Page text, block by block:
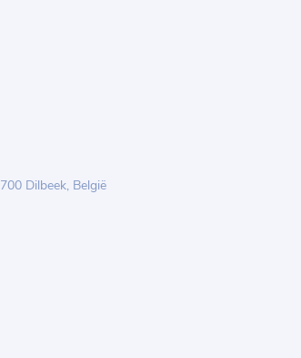
Dilbeek, België